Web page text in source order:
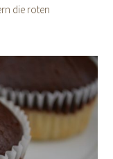
die roten